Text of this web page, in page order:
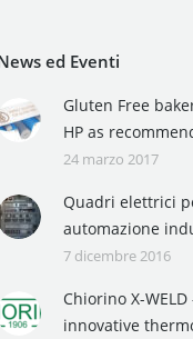
ed Eventi
Gluten Free
HP as
24 marzo 2017
Quadri elettrici
automazione
7 dicembre 2016
Chiorino X-
innovative